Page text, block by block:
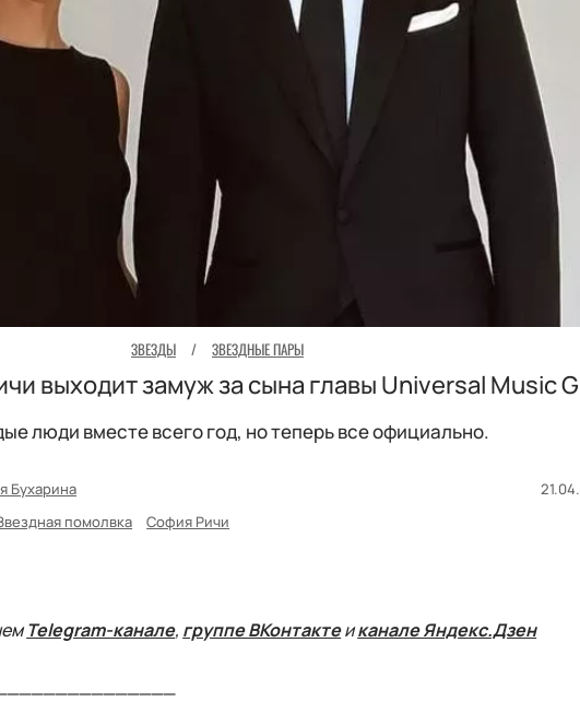
ЗВЕЗДЫ / ЗВЕЗДНЫЕ ПАРЫ
выходит замуж за сына главы Universal Music
люди вместе всего год, но теперь все официально.
Бухарина
помолвка София Ричи
Telegram-канале, группе ВКонтактеиканале Яндекс.Дзен